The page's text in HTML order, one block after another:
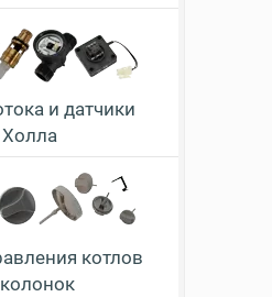
и датчики
Холла
котлов